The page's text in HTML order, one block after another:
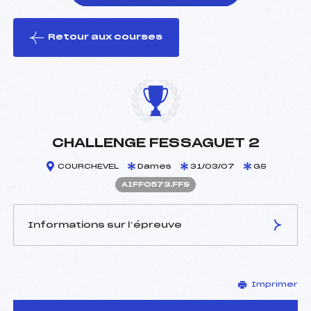
le ski
Retour aux courses
CHALLENGE FESSAGUET 2
COURCHEVEL Dames 31/03/07 GS
AIFF0573.FFS
Informations sur l’épreuve
CHARVIN PATRICK (SA)
Arbitre :
LETARD CLAUDE (IF)
Imprimer